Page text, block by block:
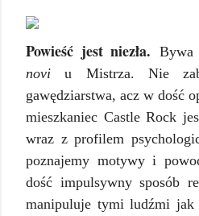
Powieść jest niezła.
novi u Mistrza. Nie
gawędziarstwa, acz w dość
mieszkaniec Castle Rock
wraz z profilem
poznajemy motywy i
dość impulsywny sposób
manipuluje tymi ludźmi jak